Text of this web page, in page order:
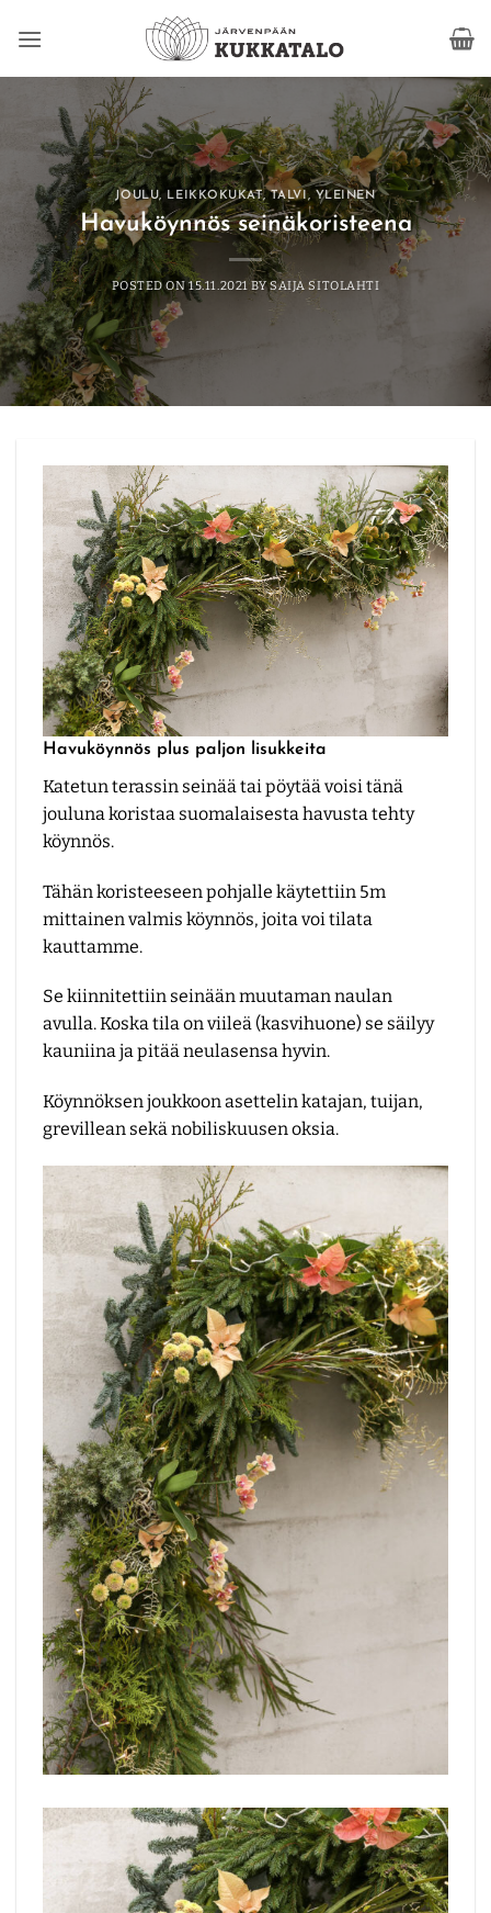
JOULU, LEIKKOKUKAT, TALVI, YLEINEN
Havuköynnös seinäkoristeena
POSTED ON15.11.2021 BYSAIJA SITOLAHTI
Havuköynnös plus paljon lisukkeita
Katetun terassin seinää tai pöytää voisi tänä
jouluna koristaa suomalaisesta havusta tehty
köynnös.
Tähän koristeeseen pohjalle käytettiin 5m
mittainen valmis köynnös, joita voi tilata
kauttamme.
Se kiinnitettiin seinään muutaman naulan
avulla. Koska tila on viileä (kasvihuone) se säilyy
kauniina ja pitää neulasensa hyvin.
Köynnöksen joukkoon asettelin katajan, tuijan,
grevillean sekä nobiliskuusen oksia.